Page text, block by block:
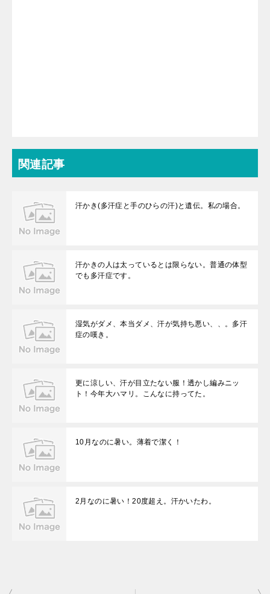
関連記事
汗かき(多汗症と手のひらの汗)と遺伝。私の場合。
汗かきの人は太っているとは限らない。普通の体型
でも多汗症です。
湿気がダメ、本当ダメ、汗が気持ち悪い、、。多汗
症の嘆き。
更に涼しい、汗が目立たない服！透かし編みニッ
ト！今年大ハマリ。こんなに持ってた。
10月なのに暑い。薄着で潔く！
2月なのに暑い！20度超え。汗かいたわ。